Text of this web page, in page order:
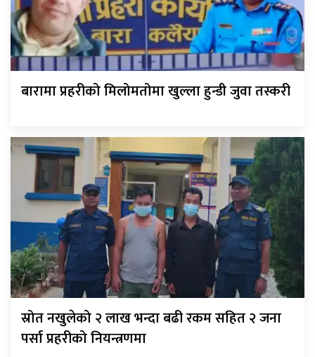
बारामा प्रहरीको मिलोमतोमा खुल्ला हुन्डी जुवा तस्करी
स्रोत नखुलेको २ लाख भन्दा बढी रकम सहित २ जना
पर्सा प्रहरीको नियन्त्रणमा